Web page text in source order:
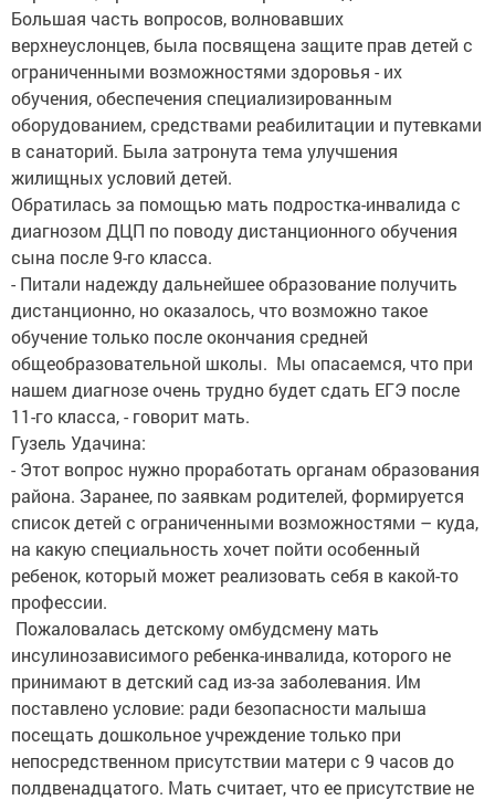
Большая часть вопросов, волновавших
верхнеуслонцев, была посвящена защите прав детей с
ограниченными возможностями здоровья - их
обучения, обеспечения специализированным
оборудованием, средствами реабилитации и путевками
в санаторий. Была затронута тема улучшения
жилищных условий детей.
Обратилась за помощью мать подростка-инвалида с
диагнозом ДЦП по поводу дистанционного обучения
сына после 9-го класса.
- Питали надежду дальнейшее образование получить
дистанционно, но оказалось, что возможно такое
обучение только после окончания средней
общеобразовательной школы. Мы опасаемся, что при
нашем диагнозе очень трудно будет сдать ЕГЭ после
11-го класса, - говорит мать.
Гузель Удачина:
- Этот вопрос нужно проработать органам образования
района. Заранее, по заявкам родителей, формируется
список детей с ограниченными возможностями – куда,
на какую специальность хочет пойти особенный
ребенок, который может реализовать себя в какой-то
профессии.
Пожаловалась детскому омбудсмену мать
инсулинозависимого ребенка-инвалида, которого не
принимают в детский сад из-за заболевания. Им
поставлено условие: ради безопасности малыша
посещать дошкольное учреждение только при
непосредственном присутствии матери с 9 часов до
полдвенадцатого. Мать считает, что ее присутствие не